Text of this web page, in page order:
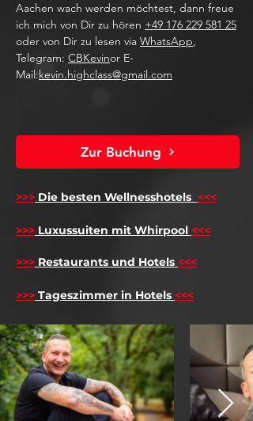
Aachen wach werden möchtest, dann freue
ich mich von Dir zu hören +49 176 229 581 25
oder von Dir zu lesen via WhatsApp,
Telegram: CBKevinor E-
Mail:kevin.highclass@gmail.com
Zur Buchung
>>> Die besten Wellnesshotels <<<
>>> Luxussuiten mit Whirpool <<<
>>> Restaurants und Hotels <<<
>>> Tageszimmer in Hotels <<<